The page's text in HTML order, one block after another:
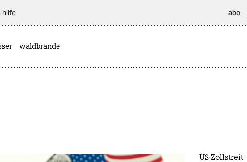
hilfe abo
waldbrände
US-Zollstreit